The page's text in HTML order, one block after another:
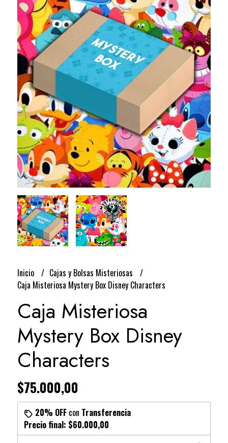
Inicio
Cajas y Bolsas Misteriosas
Caja Misteriosa Mystery Box Disney Characters
Caja Misteriosa
Mystery Box Disney
Characters
$75.000,00
20% OFFcon Transferencia
Precio final: $60.000,00